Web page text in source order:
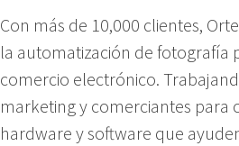
Con más de 10,000 clientes,
la automatización de fotografía
comercio electrónico.
marketing y comerciantes para
hardware y software que